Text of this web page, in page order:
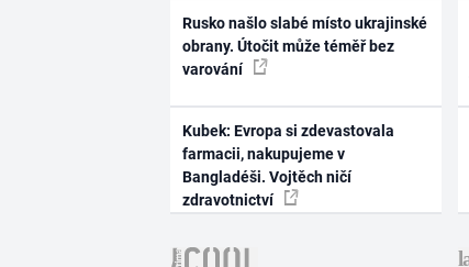
Rusko našlo slabé místo ukrajinské
obrany. Útočit může téměř bez
varování
Kubek: Evropa si zdevastovala
farmacii, nakupujeme v
Bangladéši. Vojtěch ničí
zdravotnictví